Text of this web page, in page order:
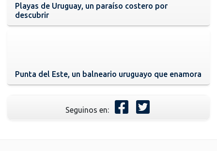
Playas de Uruguay, un paraíso costero por
descubrir
Punta del Este, un balneario uruguayo que enamora
Seguinos en: